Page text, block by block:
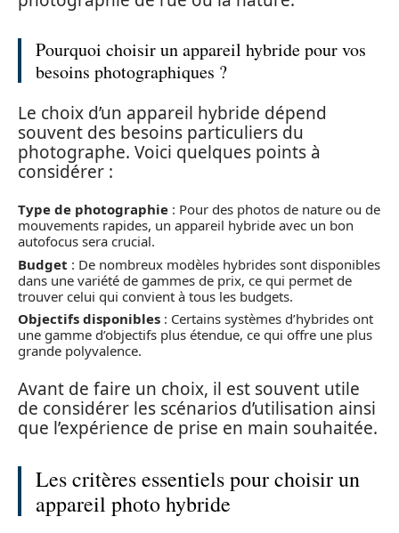
Pourquoi choisir un appareil hybride pour vos
besoins photographiques ?
Le choix d’un appareil hybride dépend
souvent des besoins particuliers du
photographe. Voici quelques points à
considérer :
Type de photographie : Pour des photos de nature ou de
mouvements rapides, un appareil hybride avec un bon
autofocus sera crucial.
Budget : De nombreux modèles hybrides sont disponibles
dans une variété de gammes de prix, ce qui permet de
trouver celui qui convient à tous les budgets.
Objectifs disponibles : Certains systèmes d’hybrides ont
une gamme d’objectifs plus étendue, ce qui offre une plus
grande polyvalence.
Avant de faire un choix, il est souvent utile
de considérer les scénarios d’utilisation ainsi
que l’expérience de prise en main souhaitée.
Les critères essentiels pour choisir un
appareil photo hybride